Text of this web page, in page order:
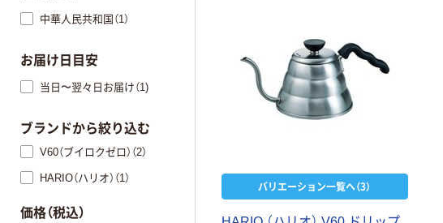
バリエーション一覧へ（3）
中華人民共和国（1）
お届け日目安
当日〜翌々日お届け（1)
ブランドから絞り込む
V60（ブイロクゼロ）（2）
HARIO（ハリオ）（1）
価格（税込）